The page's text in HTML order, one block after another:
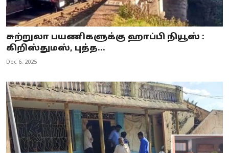
சுற்றுலா பயணிகளுக்கு ஹாப்பி நியூஸ் :
கிறிஸ்துமஸ், புத்த...
Dec 6, 2025